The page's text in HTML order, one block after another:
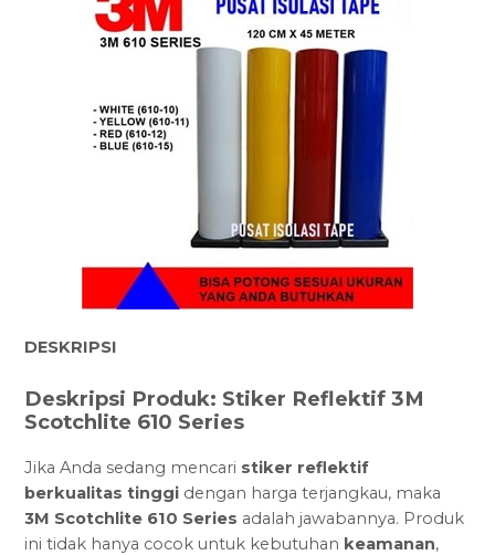
DESKRIPSI
Deskripsi Produk: Stiker Reflektif 3M
Scotchlite 610 Series
Jika Anda sedang mencari stiker reflektif
berkualitas tinggi dengan harga terjangkau, maka
3M Scotchlite 610 Series adalah jawabannya. Produk
ini tidak hanya cocok untuk kebutuhan keamanan,